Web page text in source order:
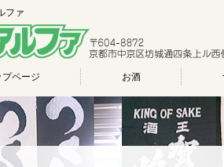
ファ
プページ お酒